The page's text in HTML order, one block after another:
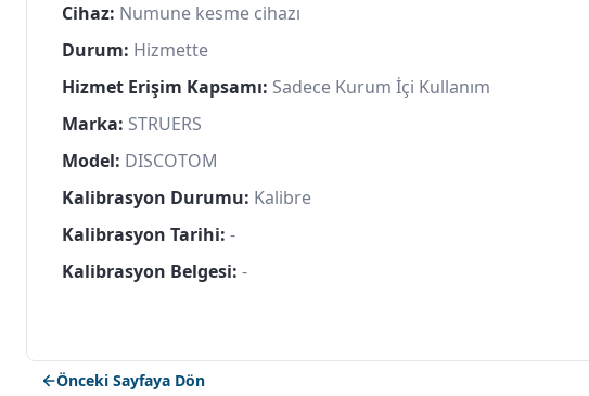
Cihaz: Numune kesme cihazı
Durum: Hizmette
Hizmet Erişim Kapsamı: Sadece Kurum İçi Kullanım
Marka: STRUERS
Model: DISCOTOM
Kalibrasyon Durumu: Kalibre
Kalibrasyon Tarihi: -
Kalibrasyon Belgesi: -
Önceki Sayfaya Dön